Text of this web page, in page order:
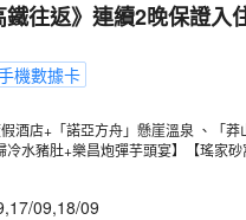
鐵往返》連續2晚保證
林公園」 【莽山瑤族
機數據卡
酒店+「諾亞方舟」懸崖溫泉 、「莽
水豬肚+樂昌炮彈芋頭宴】【瑤家砂
,17/09,18/09